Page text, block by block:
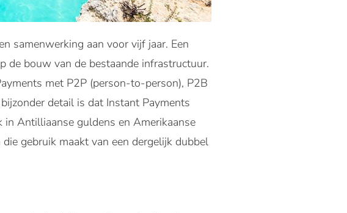
samenwerking aan voor vijf jaar. Een
de bouw van de bestaande infrastructuur.
met P2P (person-to-person), P2B
detail is dat Instant Payments
Antilliaanse guldens en Amerikaanse
gebruik maakt van een dergelijk dubbel